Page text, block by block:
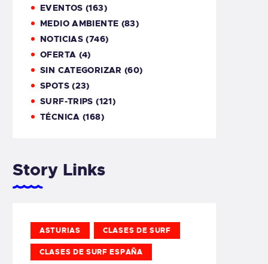
EVENTOS (163)
MEDIO AMBIENTE (83)
NOTICIAS (746)
OFERTA (4)
SIN CATEGORIZAR (60)
SPOTS(23)
SURF-TRIPS (121)
TÉCNICA (168)
Story Links
ASTURIAS CLASES DE SURF
CLASES DE SURF ESPAÑA